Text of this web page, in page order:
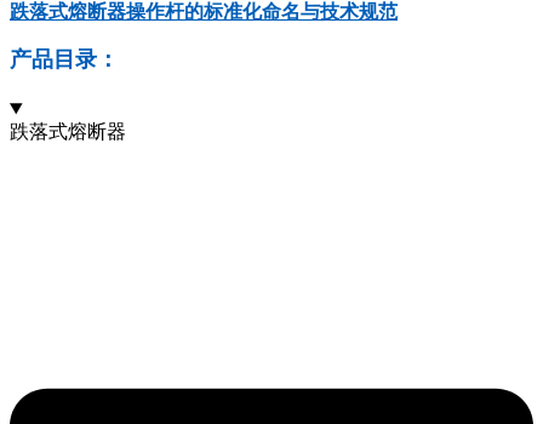
跌落式熔断器操作杆的标准化命名与技术规范
产品目录：
跌落式熔断器